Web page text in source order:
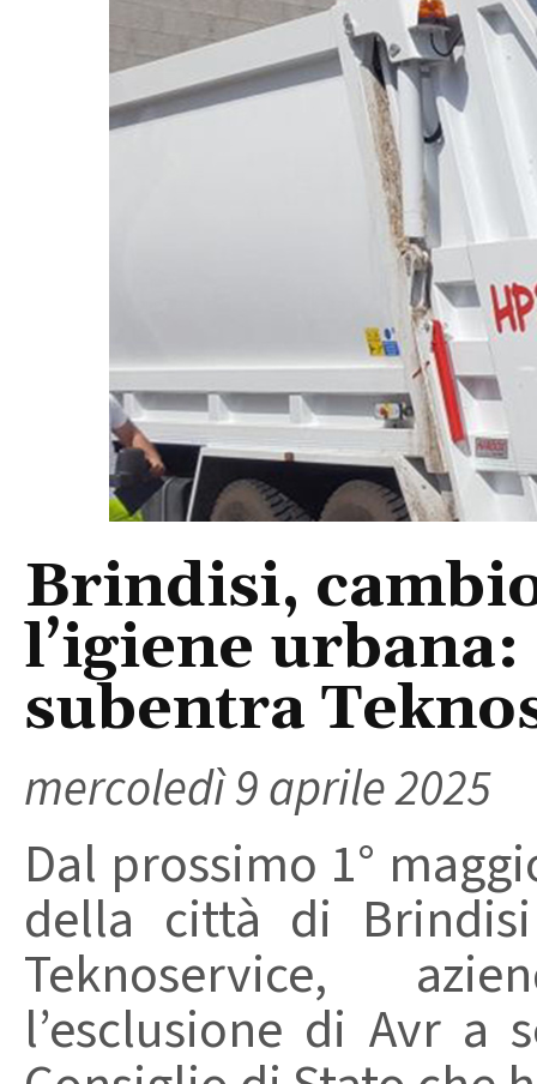
Brindisi,
l’igiene urbana:
subentra
mercoledì 9 aprile 2025
Dal prossimo 1°
della città di
Teknoservice,
l’esclusione di Avr a